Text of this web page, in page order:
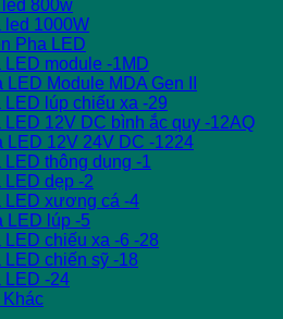
800w
1000W
Pha LED
module -1MD
Module MDA Gen II
lúp chiếu xa -29
12V DC bình ắc quy -12AQ
LED 12V 24V DC -1224
thông dụng -1
dẹp -2
LED xương cá -4
LED lúp -5
chiếu xa -6 -28
chiến sỹ -18
-24